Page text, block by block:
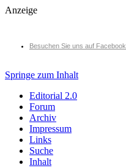
Anzeige
Besuchen Sie uns auf Facebook
Springe zum Inhalt
Editorial 2.0
Forum
Archiv
Impressum
Links
Suche
Inhalt